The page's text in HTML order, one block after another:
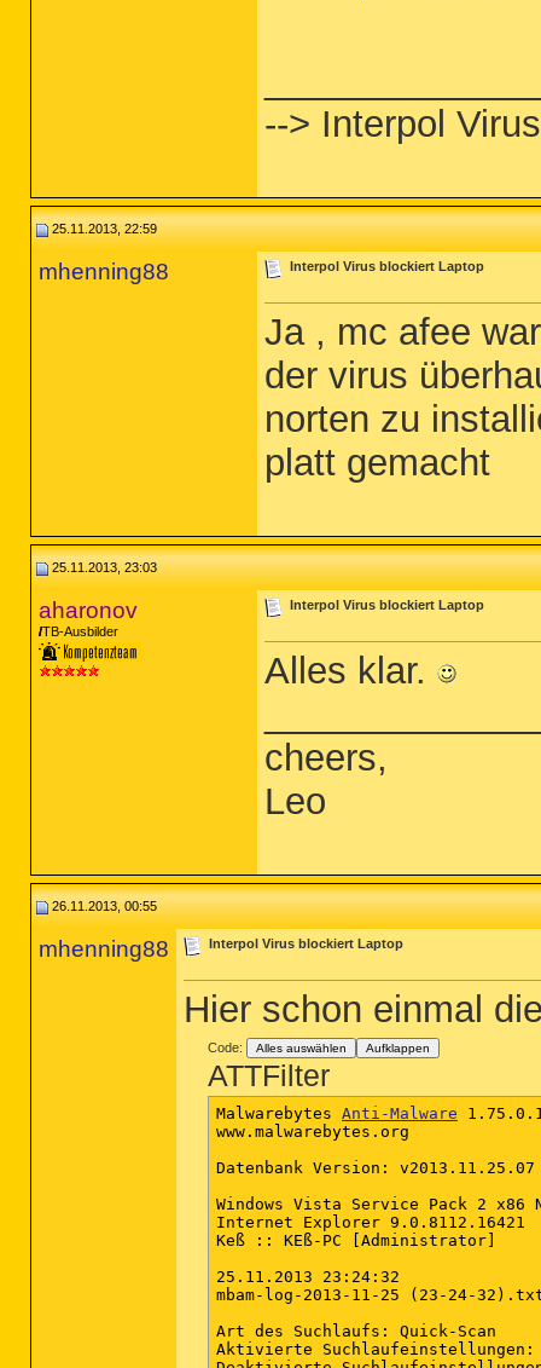
--> Interpol
25.11.2013, 22:59
mhenning88 Interpol Virus blockiert Laptop
Ja , mc afee
der virus
norten zu
platt gemacht
25.11.2013, 23:03
aharonov
TB-Ausbilder
Interpol Virus blockiert Laptop
Alles klar.
cheers,
Leo
26.11.2013, 00:55
mhenning88 Interpol Virus blockiert Laptop
Hier schon einmal
Code: Alles auswählen Aufklappen
ATTFilter
Malwarebytes Anti-Malware
www.malwarebytes.org
Datenbank Version: v2013.11.25.07
Windows Vista Service Pack 2 x86
Internet Explorer 9.0.8112.16421
Keß :: KEß-PC [Administrator]
25.11.2013 23:24:32
mbam-log-2013-11-25 (23-24-
Art des Suchlaufs: Quick-Scan
Aktivierte